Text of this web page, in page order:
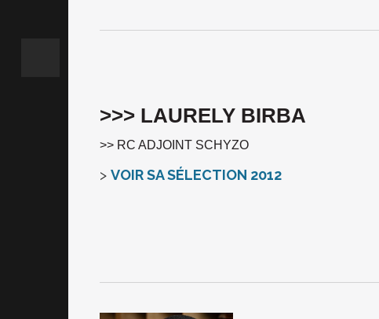
>>> LAURELY BIRBA
>> RC ADJOINT SCHYZO
> VOIR SA SÉLECTION 2012